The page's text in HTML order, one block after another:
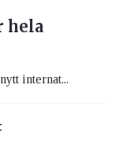
hela
internat...